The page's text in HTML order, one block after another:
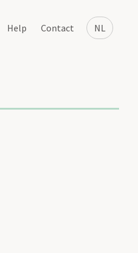
NL
Help Contact